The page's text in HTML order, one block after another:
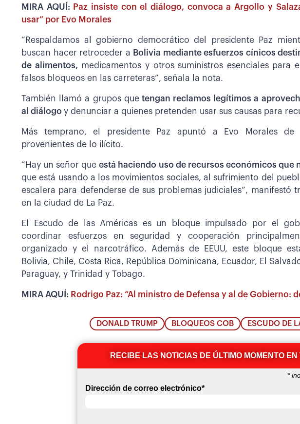
MIRA AQUÍ: Paz insiste con el diálogo, convoca a Argollo y
usar” por Evo Morales
“Respaldamos al gobierno democrático del presidente Paz
buscan hacer retroceder a Bolivia mediante esfuerzos cínicos
de alimentos, medicamentos y otros suministros esenciales para
falsos bloqueos en las carreteras”, señala la nota.
También llamó a grupos quetengan reclamos legítimos a
al diálogo y denunciar a quienes pretenden usar sus causas para
Más temprano, el presidente Paz apuntó a Evo Morales de
provenientes de lo ilícito.
“Hay un señor queestá haciendo uso de recursos económicos que
que está usando a los movimientos sociales, al sufrimiento del
escalera para defenderse de sus problemas judiciales”, manifestó
en la ciudad de La Paz.
El Escudo de las Américas es un bloque impulsado por el
coordinar esfuerzos en seguridad y cooperación
organizado y el narcotráfico. Además de EEUU, este bloque
Bolivia, Chile, Costa Rica, República Dominicana, Ecuador, El
Paraguay, y Trinidad y Tobago.
MIRA AQUÍ: Rodrigo Paz: “Al ministro de Defensa y al de Gobierno:
DONALD TRUMP BLOQUEOS COB ESCUDO DE
RECIBE LAS NOTICIAS DE ÚLTIMO MOMENTO
*
Dirección de correo electrónico*